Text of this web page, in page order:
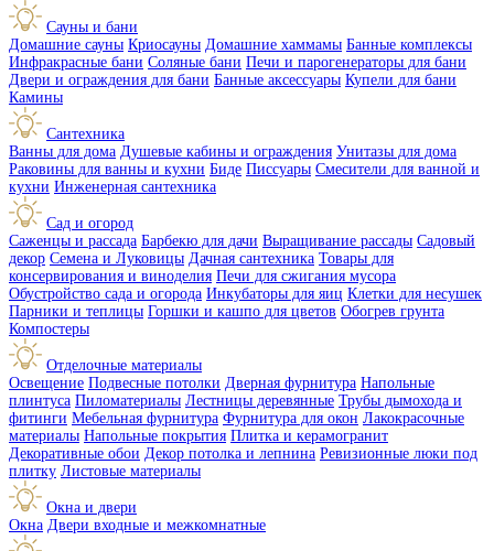
Сауны и бани
Домашние сауны Криосауны Домашние хаммамы Банные комплексы
Инфракрасные бани Соляные бани Печи и парогенераторы для бани
Двери и ограждения для бани Банные аксессуары Купели для бани
Камины
Сантехника
Ванны для дома Душевые кабины и ограждения Унитазы для дома
Раковины для ванны и кухни Биде Писсуары Смесители для ванной и
кухни Инженерная сантехника
Сад и огород
Саженцы и рассада Барбекю для дачи Выращивание рассады Садовый
декор Семена и Луковицы Дачная сантехника Товары для
консервирования и виноделия Печи для сжигания мусора
Обустройство сада и огорода Инкубаторы для яиц Клетки для несушек
Парники и теплицы Горшки и кашпо для цветов Обогрев грунта
Компостеры
Отделочные материалы
Освещение Подвесные потолки Дверная фурнитура Напольные
плинтуса Пиломатериалы Лестницы деревянные Трубы дымохода и
фитинги Мебельная фурнитура Фурнитура для окон Лакокрасочные
материалы Напольные покрытия Плитка и керамогранит
Декоративные обои Декор потолка и лепнина Ревизионные люки под
плитку Листовые материалы
Окна и двери
Окна Двери входные и межкомнатные